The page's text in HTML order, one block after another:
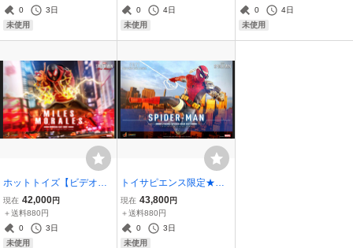
グ（ホームメイド・スー
ツ版） [ビースト・キング
0
3日
未使用
イドボディ 新品
0
4日
未使用
0
4日
未使用
ホットトイズ【ビデオゲ
ーム・マスターピース】
マイルス・モラレス／ス
パイダーマン（売店の看
板猫スーツ版）新品
現在 42,000円
＋送料880円
0
3日
未使用
トイサピエンス限定★ホ
ットトイズ【ビデオゲー
ム・マスターピース】ス
パイダーマン（サイボー
グ・スパイダーマン・ス
現在 43,800円
＋送料880円
0
3日
未使用